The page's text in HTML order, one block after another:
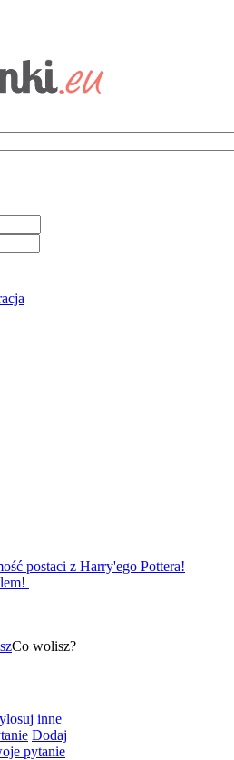
postaci z Harry'ego Pottera!
Co wolisz?
inne
Dodaj
pytanie